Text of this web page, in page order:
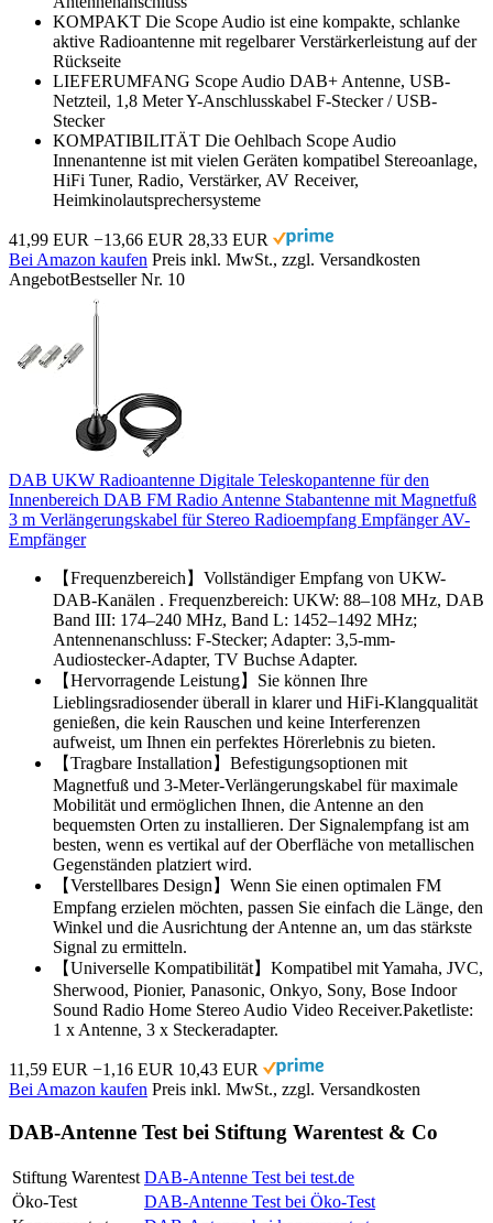
KOMPAKT Die Scope Audio ist eine kompakte, schlanke
aktive Radioantenne mit regelbarer Verstärkerleistung auf der
Rückseite
LIEFERUMFANG Scope Audio DAB+ Antenne, USB-
Netzteil, 1,8 Meter Y-Anschlusskabel F-Stecker / USB-
Stecker
KOMPATIBILITÄT Die Oehlbach Scope Audio
Innenantenne ist mit vielen Geräten kompatibel Stereoanlage,
HiFi Tuner, Radio, Verstärker, AV Receiver,
Heimkinolautsprechersysteme
41,99 EUR −13,66 EUR 28,33 EUR
Bei Amazon kaufen Preis inkl. MwSt., zzgl. Versandkosten
AngebotBestseller Nr. 10
DAB UKW Radioantenne Digitale Teleskopantenne für den
Innenbereich DAB FM Radio Antenne Stabantenne mit Magnetfuß
3 m Verlängerungskabel für Stereo Radioempfang Empfänger AV-
Empfänger
【Frequenzbereich】Vollständiger Empfang von UKW-
DAB-Kanälen . Frequenzbereich: UKW: 88–108 MHz, DAB
Band III: 174–240 MHz, Band L: 1452–1492 MHz;
Antennenanschluss: F-Stecker; Adapter: 3,5-mm-
Audiostecker-Adapter, TV Buchse Adapter.
【Hervorragende Leistung】Sie können Ihre
Lieblingsradiosender überall in klarer und HiFi-Klangqualität
genießen, die kein Rauschen und keine Interferenzen
aufweist, um Ihnen ein perfektes Hörerlebnis zu bieten.
【Tragbare Installation】Befestigungsoptionen mit
Magnetfuß und 3-Meter-Verlängerungskabel für maximale
Mobilität und ermöglichen Ihnen, die Antenne an den
bequemsten Orten zu installieren. Der Signalempfang ist am
besten, wenn es vertikal auf der Oberfläche von metallischen
Gegenständen platziert wird.
【Verstellbares Design】Wenn Sie einen optimalen FM
Empfang erzielen möchten, passen Sie einfach die Länge, den
Winkel und die Ausrichtung der Antenne an, um das stärkste
Signal zu ermitteln.
【Universelle Kompatibilität】Kompatibel mit Yamaha, JVC,
Sherwood, Pionier, Panasonic, Onkyo, Sony, Bose Indoor
Sound Radio Home Stereo Audio Video Receiver.Paketliste:
1 x Antenne, 3 x Steckeradapter.
11,59 EUR −1,16 EUR 10,43 EUR
Bei Amazon kaufen Preis inkl. MwSt., zzgl. Versandkosten
DAB-Antenne Test bei Stiftung Warentest & Co
Stiftung Warentest DAB-Antenne Test bei test.de
Öko-Test
DAB-Antenne Test bei Öko-Test